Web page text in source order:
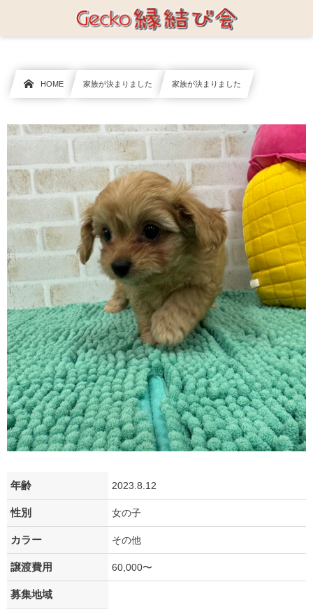
HOME 家族が決まりました 家族が決まりました
年齢 2023.8.12
性別 女の子
カラー その他
譲渡費用 60,000〜
募集地域